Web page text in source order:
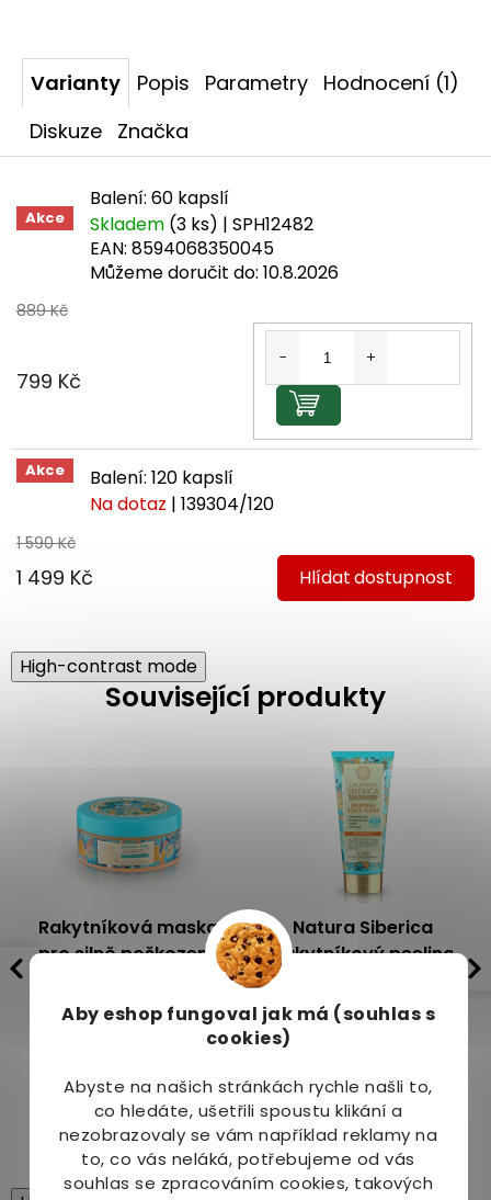
Aby eshop fungoval jak má (souhlas s
cookies)
Abyste na našich stránkách rychle našli to,
co hledáte, ušetřili spoustu klikání a
nezobrazovaly se vám například reklamy na
to, co vás neláká, potřebujeme od vás
souhlas se zpracováním cookies, takových
High-contrast mode
Související produkty
Rakytníková maska
pro silně poškozené
Natura Siberica
Rakytníkový peeling
pro vlasovou pokožku
200 ml
Varianty Popis Parametry Hodnocení (1)
Diskuze Značka
Akce
Balení: 60 kapslí
Skladem (3 ks) | SPH12482
EAN: 8594068350045
Můžeme doručit do: 10.8.2026
889 Kč
799 Kč
Do košíku
Akce
Balení: 120 kapslí
Na dotaz | 139304/120
1 590 Kč
1 499 Kč Hlídat